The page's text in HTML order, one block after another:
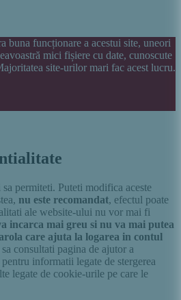
buna funcționare a acestui site, uneori
mici fișiere cu date, cunoscute
site-urilor mari fac acest lucru.
permiteti. Puteti modifica aceste
nu este recomandat, efectul poate
ale website-ului nu vor mai fi
incarca mai greu si nu va mai putea
care ajuta la logarea in contul
consultati pagina de ajutor a
informatii legate de stergerea
legate de cookie-urile pe care le